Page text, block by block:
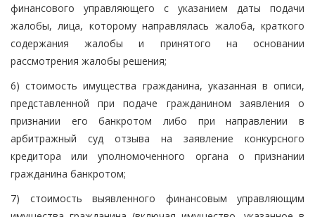
финансового управляющего с указанием даты подачи
жалобы, лица, которому направлялась жалоба, краткого
содержания жалобы и принятого на основании
рассмотрения жалобы решения;
6) стоимость имущества гражданина, указанная в описи,
представленной при подаче гражданином заявления о
признании его банкротом либо при направлении в
арбитражный суд отзыва на заявление конкурсного
кредитора или уполномоченного органа о признании
гражданина банкротом;
7) стоимость выявленного финансовым управляющим